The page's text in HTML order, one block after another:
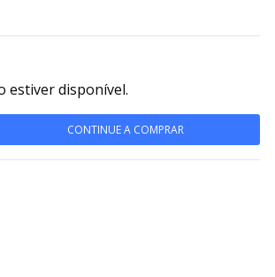
estiver disponível.
CONTINUE A COMPRAR